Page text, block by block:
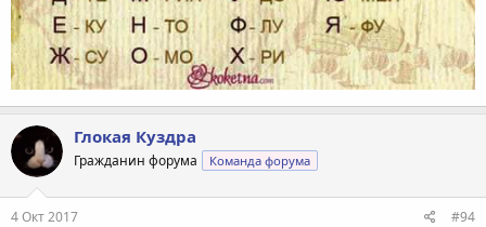
Глокая Куздра
Гражданин форума Команда форума
4 Окт 2017 #94